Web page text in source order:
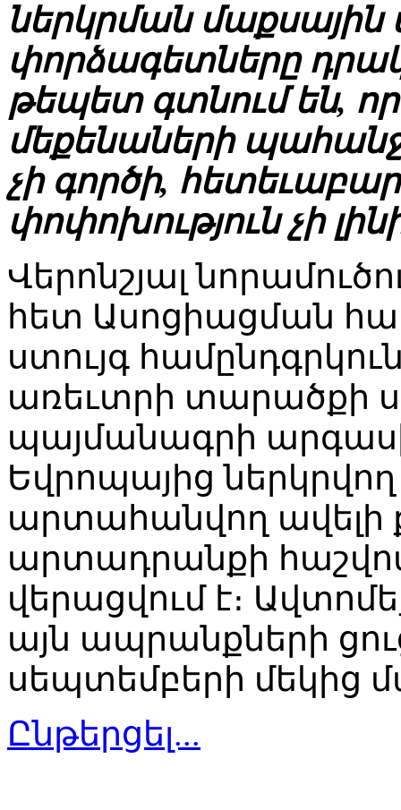
ներկրման մաքսային
փորձագետները
թեպետ գտնում են,
մեքենաների
չի գործի,
փոփոխություն չի
Վերոնշյալ
հետ Ասոցիացման
ստույգ
առեւտրի տարածքի
պայմանագրի
Եվրոպայից
արտահանվող ավելի
արտադրանքի
վերացվում է։
այն ապրանքների
սեպտեմբերի մեկից
Ընթերցել...